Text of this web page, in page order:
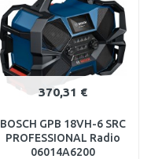
370,31 €
BOSCH GPB 18VH-6 SRC
PROFESSIONAL Radio
06014A6200